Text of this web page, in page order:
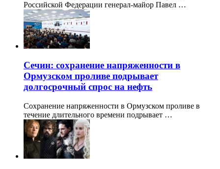
Российской Федерации генерал-майор Павел …
Сечин: сохранение напряженности в
Ормузском проливе подрывает
долгосрочный спрос на нефть
Сохранение напряженности в Ормузском проливе в
течение длительного времени подрывает …